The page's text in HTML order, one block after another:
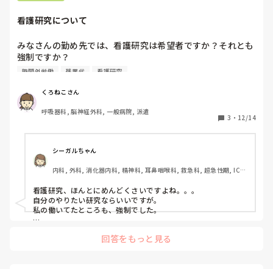
看護研究について
みなさんの勤め先では、看護研究は希望者ですか？それとも
強制ですか？
また、ほとんどが勤務時間外で行なっていると思いますが、
私が勤めていたところは自己研鑽扱いでもちろん残業代は出
ませんでした😶
時間外労働 残業代 看護研究
くろねこさん
呼吸器科, 脳神経外科, 一般病院, 派遣
3 ・ 12/14
シーガルちゃん
内科, 外科, 消化器内科, 精神科, 耳鼻咽喉科, 救急科, 超急性期, ICU,
看護研究、ほんとにめんどくさいですよね。。。
自分のやりたい研究ならいいですが。
私の働いてたところも、強制でした。
もらって、抜けますーといい三人くらいでカンファレンスルー
回答をもっと見る